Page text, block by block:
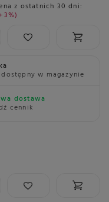
z ostatnich 30 dni:
w magazynie
dostawa
cennik